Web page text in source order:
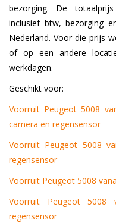
bezorging. De
inclusief btw, bezorging
Nederland. Voor die prijs
of op een andere
werkdagen.
Geschikt voor:
Voorruit Peugeot 5008
camera en regensensor
Voorruit Peugeot 5008
regensensor
Voorruit Peugeot 5008
Voorruit Peugeot
regensensor